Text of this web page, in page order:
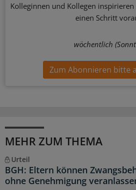
Kolleginnen und Kollegen
einen Schritt
wöchentlich
Zum Abonnieren bitte
MEHR ZUM THEMA
Urteil
BGH: Eltern können
ohne Genehmigung